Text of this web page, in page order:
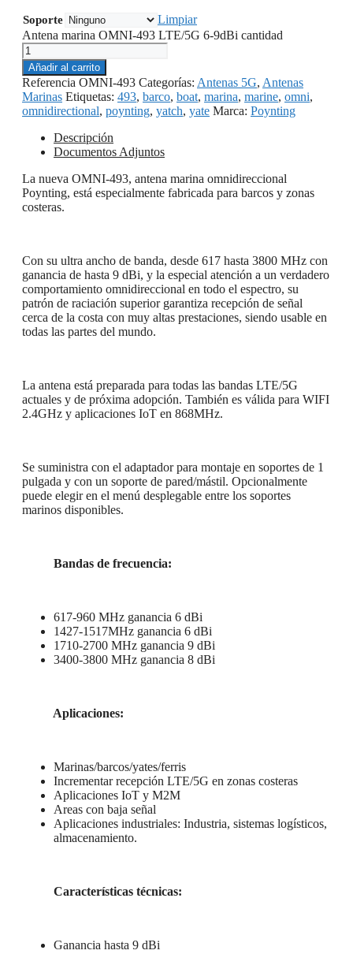
Soporte
Limpiar
Antena marina OMNI-493 LTE/5G 6-9dBi cantidad
Añadir al carrito
Referencia OMNI-493 Categorías: Antenas 5G, Antenas
Marinas Etiquetas: 493, barco, boat, marina, marine, omni,
omnidirectional, poynting, yatch, yate Marca: Poynting
Descripción
Documentos Adjuntos
La nueva OMNI-493, antena marina omnidireccional
Poynting, está especialmente fabricada para barcos y zonas
costeras.
Con su ultra ancho de banda, desde 617 hasta 3800 MHz con
ganancia de hasta 9 dBi, y la especial atención a un verdadero
comportamiento omnidireccional en todo el espectro, su
patrón de raciación superior garantiza recepción de señal
cerca de la costa con muy altas prestaciones, siendo usable en
todas las partes del mundo.
La antena está preparada para todas las bandas LTE/5G
actuales y de próxima adopción. También es válida para WIFI
2.4GHz y aplicaciones IoT en 868MHz.
Se suministra con el adaptador para montaje en soportes de 1
pulgada y con un soporte de pared/mástil. Opcionalmente
puede elegir en el menú desplegable entre los soportes
marinos disponibles.
Bandas de frecuencia:
617-960 MHz ganancia 6 dBi
1427-1517MHz ganancia 6 dBi
1710-2700 MHz ganancia 9 dBi
3400-3800 MHz ganancia 8 dBi
Aplicaciones:
Marinas/barcos/yates/ferris
Incrementar recepción LTE/5G en zonas costeras
Aplicaciones IoT y M2M
Areas con baja señal
Aplicaciones industriales: Industria, sistemas logísticos,
almacenamiento.
Características técnicas:
Ganancia hasta 9 dBi